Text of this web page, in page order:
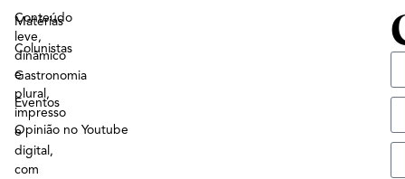
Conteúdo
leve,
dinâmico
e
plural,
impresso
e
digital,
com
Matérias
Colunistas
Gastronomia
Eventos
Opinião no Youtube